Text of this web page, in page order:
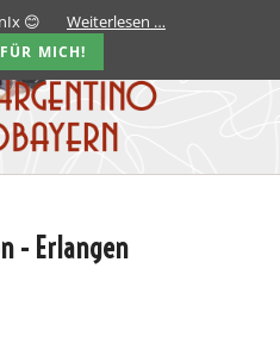
- Erlangen
😊 Weiterlesen …
MICH!